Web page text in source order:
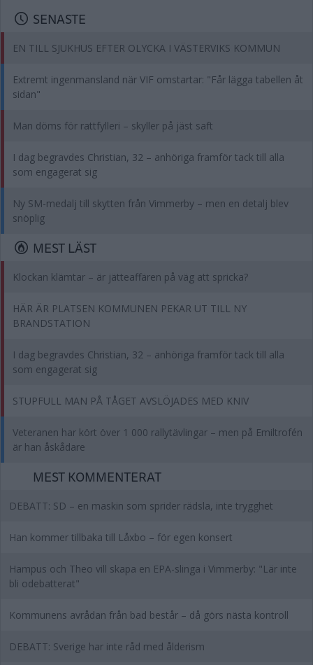
SENASTE
EN TILL SJUKHUS EFTER OLYCKA I VÄSTERVIKS KOMMUN
Extremt ingenmansland när VIF omstartar: "Får lägga tabellen åt
sidan"
Man döms för rattfylleri – skyller på jäst saft
I dag begravdes Christian, 32 – anhöriga framför tack till alla
som engagerat sig
Ny SM-medalj till skytten från Vimmerby – men en detalj blev
snöplig
MEST LÄST
Klockan klämtar – är jätteaffären på väg att spricka?
HÄR ÄR PLATSEN KOMMUNEN PEKAR UT TILL NY
BRANDSTATION
I dag begravdes Christian, 32 – anhöriga framför tack till alla
som engagerat sig
STUPFULL MAN PÅ TÅGET AVSLÖJADES MED KNIV
Veteranen har kört över 1 000 rallytävlingar – men på Emiltrofén
är han åskådare
MEST KOMMENTERAT
DEBATT: SD – en maskin som sprider rädsla, inte trygghet
Han kommer tillbaka till Låxbo – för egen konsert
Hampus och Theo vill skapa en EPA-slinga i Vimmerby: "Lär inte
bli odebatterat"
Kommunens avrådan från bad består – då görs nästa kontroll
DEBATT: Sverige har inte råd med ålderism